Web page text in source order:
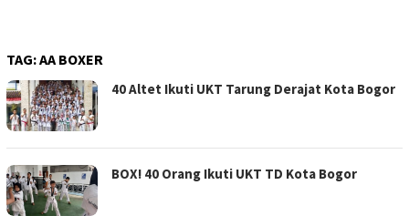
TAG:AA BOXER
40 Altet Ikuti UKT Tarung Derajat Kota Bogor
BOX! 40 Orang Ikuti UKT TD Kota Bogor